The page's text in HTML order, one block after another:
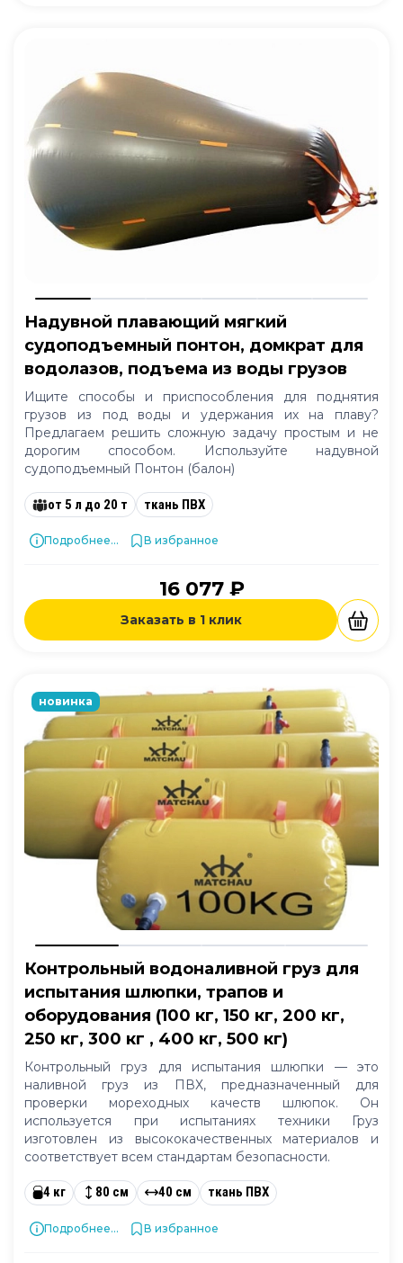
Надувной плавающий мягкий
судоподъемный понтон, домкрат для
водолазов, подъема из воды грузов
Ищите способы и приспособления для поднятия
грузов из под воды и удержания их на плаву?
Предлагаем решить сложную задачу простым и не
дорогим способом. Используйте надувной
судоподъемный Понтон (балон)
от 5 л до 20 т ткань ПВХ
Подробнее... В избранное
16 077 ₽
Заказать в 1 клик
новинка
Контрольный водоналивной груз для
испытания шлюпки, трапов и
оборудования (100 кг, 150 кг, 200 кг,
250 кг, 300 кг , 400 кг, 500 кг)
Контрольный груз для испытания шлюпки — это
наливной груз из ПВХ, предназначенный для
проверки мореходных качеств шлюпок. Он
используется при испытаниях техники Груз
изготовлен из высококачественных материалов и
соответствует всем стандартам безопасности.
4 кг 80 см 40 см ткань ПВХ
Подробнее... В избранное